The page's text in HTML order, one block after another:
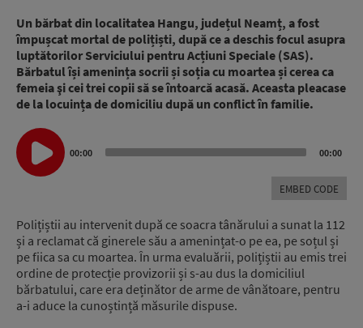
Un bărbat din localitatea Hangu, județul Neamț, a fost
împușcat mortal de polițiști, după ce a deschis focul asupra
luptătorilor Serviciului pentru Acțiuni Speciale (SAS).
Bărbatul își amenința socrii și soția cu moartea și cerea ca
femeia şi cei trei copii să se întoarcă acasă. Aceasta pleacase
de la locuința de domiciliu după un conflict în familie.
Audio
Player
00:00 00:00
EMBED CODE
Polițiștii au intervenit după ce soacra tânărului a sunat la 112
și a reclamat că ginerele său a amenințat-o pe ea, pe soțul și
pe fiica sa cu moartea. În urma evaluării, polițiștii au emis trei
ordine de protecție provizorii și s-au dus la domiciliul
bărbatului, care era deținător de arme de vânătoare, pentru
a-i aduce la cunoștință măsurile dispuse.